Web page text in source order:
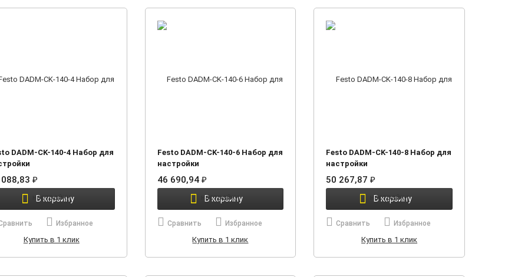
DADM-CK-140-4 Набор для
₽
В корзину
Избранное
Купить в 1 клик
Festo DADM-CK-140-6 Набор для
настройки
46 690,94 ₽
В корзину
Сравнить Избранное
Купить в 1 клик
Festo DADM-CK-140-8 Набор для
настройки
50 267,87₽
В корзину
Сравнить Избранное
Купить в 1 клик